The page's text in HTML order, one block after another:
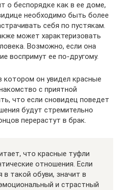
о беспорядке как в ее доме,
необходимо быть более
себя по пустякам.
может характеризовать
Возможно, если она
воспримут ее по-другому.
он увидел красные
с приятной
что если сновидец поведет
будут стремительно
перерастут в брак.
что красные туфли
отношения. Если
такой обуви, значит в
и страстный